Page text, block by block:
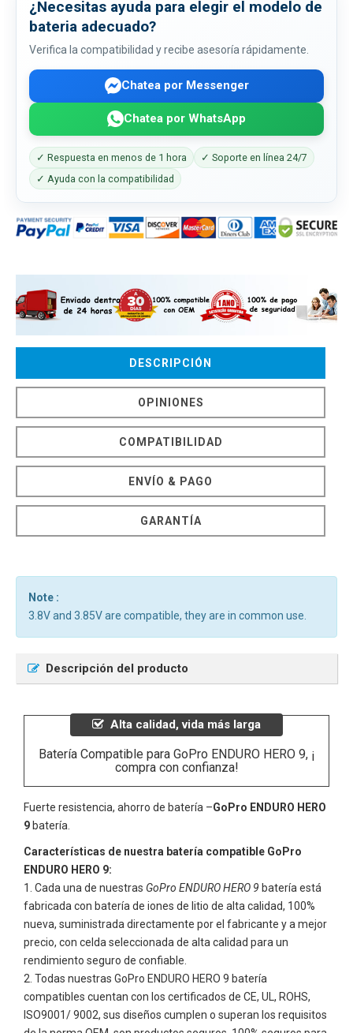
¿Necesitas ayuda para elegir el modelo de
bateria adecuado?
Verifica la compatibilidad y recibe asesoría rápidamente.
Chatea por Messenger
Chatea por WhatsApp
✓ Respuesta en menos de 1 hora
✓ Soporte en línea 24/7
✓ Ayuda con la compatibilidad
DESCRIPCIÓN
OPINIONES
COMPATIBILIDAD
ENVÍO & PAGO
GARANTÍA
Note :
3.8V and 3.85V are compatible, they are in common use.
Descripción del producto
Alta calidad, vida más larga
Batería Compatible para GoPro ENDURO HERO 9, ¡
compra con confianza!
Fuerte resistencia, ahorro de batería –GoPro ENDURO HERO
9 batería.
Características de nuestra batería compatible GoPro
ENDURO HERO 9:
Cada una de nuestras GoPro ENDURO HERO 9 batería está
fabricada con batería de iones de litio de alta calidad, 100%
nueva, suministrada directamente por el fabricante y a mejor
precio, con celda seleccionada de alta calidad para un
rendimiento seguro de confiable.
Todas nuestras GoPro ENDURO HERO 9 batería
compatibles cuentan con los certificados de CE, UL, ROHS,
ISO9001/ 9002, sus diseños cumplen o superan los requisitos